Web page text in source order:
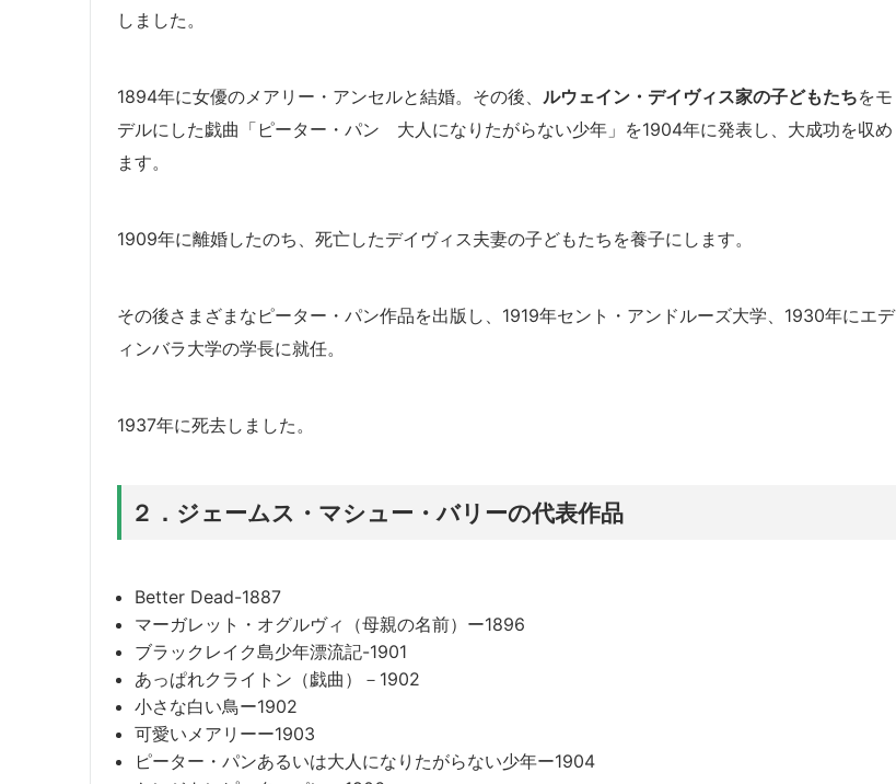
しました。
1894年に女優のメアリー・アンセルと結婚。その後、 ルウェイン・デイヴィス家の子どもたちをモ
デルにした戯曲「ピーター・パン 大人になりたがらない少年」を1904年に発表し、大成功を収め
ます。
1909年に離婚したのち、死亡したデイヴィス夫妻の子どもたちを養子にします。
その後さまざまなピーター・パン作品を出版し、1919年セント・アンドルーズ大学、1930年にエデ
ィンバラ大学の学長に就任。
1937年に死去しました。
２．ジェームス・マシュー・バリーの代表作品
Better Dead-1887
マーガレット・オグルヴィ（母親の名前）ー1896
ブラックレイク島少年漂流記-1901
あっぱれクライトン（戯曲）－1902
小さな白い鳥ー1902
可愛いメアリーー1903
ピーター・パンあるいは大人になりたがらない少年ー1904